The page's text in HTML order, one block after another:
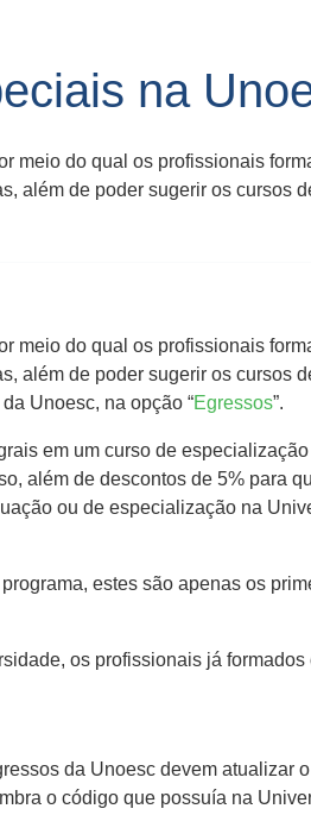
na
meio do qual os profissionais
além de poder sugerir os cursos
meio do qual os profissionais
além de poder sugerir os cursos
Unoesc, na opção “Egressos”.
em um curso de
além de descontos de 5% para
ou de especialização na
estes são apenas os
os profissionais já
da Unoesc devem atualizar
o código que possuía na